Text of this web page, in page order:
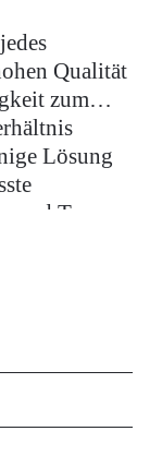
Qualität
zum
Lösung
und Top-
Dank der